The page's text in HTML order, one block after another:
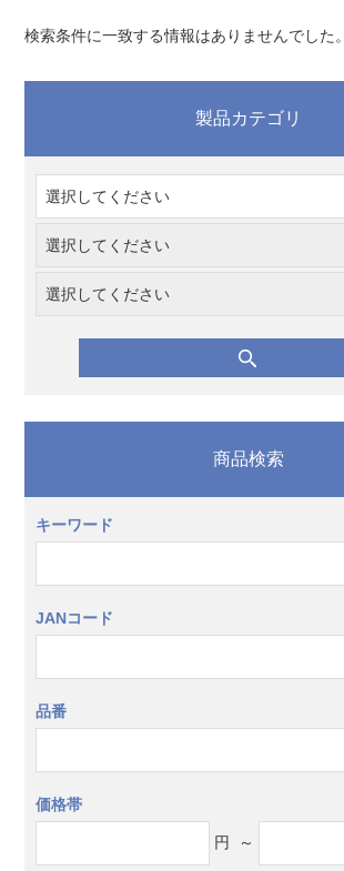
検索条件に一致する情報はありませんでした。
製品カテゴリ
商品検索
キーワード
JANコード
品番
価格帯
円 ～